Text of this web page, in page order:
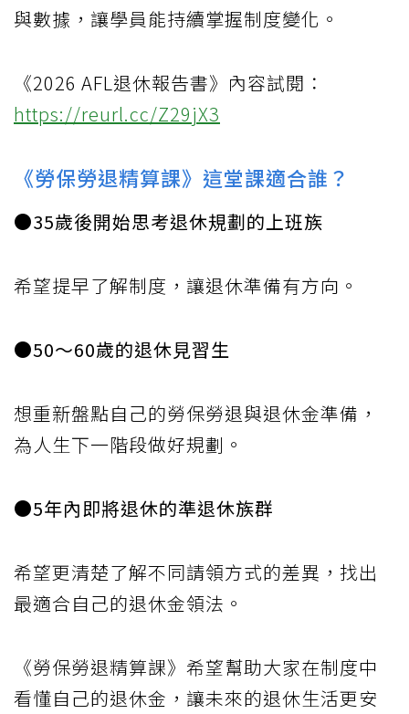
與數據，讓學員能持續掌握制度變化。
《2026 AFL退休報告書》內容試閱：
https://reurl.cc/Z29jX3
《勞保勞退精算課》這堂課適合誰？
●35歲後開始思考退休規劃的上班族
希望提早了解制度，讓退休準備有方向。
●50～60歲的退休見習生
想重新盤點自己的勞保勞退與退休金準備，
為人生下一階段做好規劃。
●5年內即將退休的準退休族群
希望更清楚了解不同請領方式的差異，找出
最適合自己的退休金領法。
《勞保勞退精算課》希望幫助大家在制度中
看懂自己的退休金，讓未來的退休生活更安